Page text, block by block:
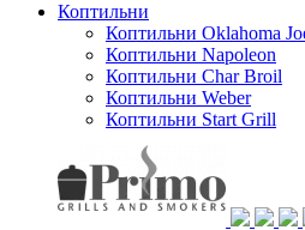
Коптильни
Коптильни Oklahoma
Коптильни Napoleon
Коптильни Char Broil
Коптильни Weber
Коптильни Start Grill